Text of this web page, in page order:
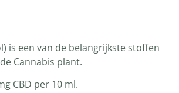
is een van de belangrijkste stoffen
Cannabis plant.
CBD per 10 ml.